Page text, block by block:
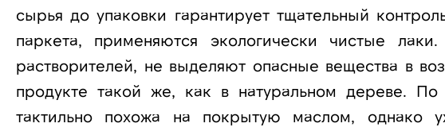
сырья до упаковки гарантирует тщательный
паркета, применяются экологически чистые
растворителей, не выделяют опасные вещества в
продукте такой же, как в натуральном дереве.
тактильно похожа на покрытую маслом,